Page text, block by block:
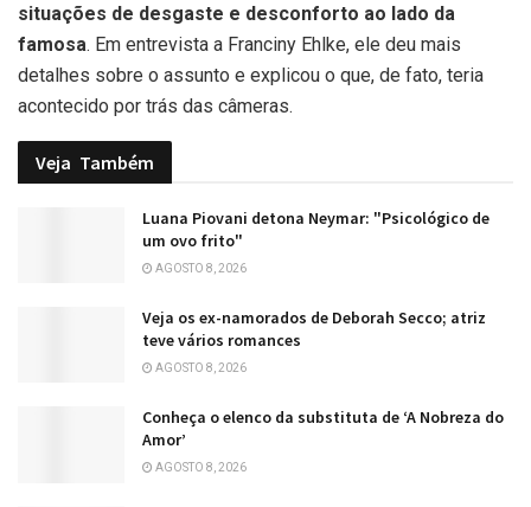
situações de desgaste e desconforto ao lado da
famosa. Em entrevista a Franciny Ehlke, ele deu mais
detalhes sobre o assunto e explicou o que, de fato, teria
acontecido por trás das câmeras.
Veja Também
Luana Piovani detona Neymar: "Psicológico de
um ovo frito"
AGOSTO 8, 2026
Veja os ex-namorados de Deborah Secco; atriz
teve vários romances
AGOSTO 8, 2026
Conheça o elenco da substituta de ‘A Nobreza do
Amor’
AGOSTO 8, 2026